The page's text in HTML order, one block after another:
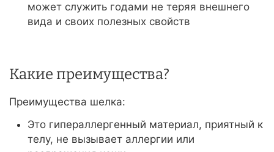
может служить годами не теряя внешнего
вида и своих полезных свойств
Какие преимущества?
Преимущества шелка:
Это гипераллергенный материал, приятный к
телу, не вызывает аллергии или